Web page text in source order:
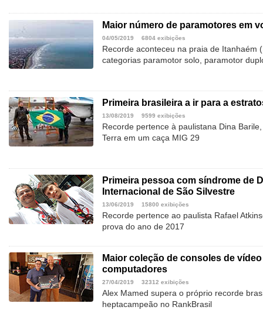
Maior número de paramotores em
04/05/2019 6804 exibições
Recorde aconteceu na praia de Itanhaém
categorias paramotor solo, paramotor
Primeira brasileira a ir para a
13/08/2019 9599 exibições
Recorde pertence à paulistana Dina
Terra em um caça MIG 29
Primeira pessoa com síndrome de
Internacional de São Silvestre
13/06/2019 15800 exibições
Recorde pertence ao paulista Rafael
prova do ano de 2017
Maior coleção de consoles de
computadores
27/04/2019 32312 exibições
Alex Mamed supera o próprio recorde
heptacampeão no RankBrasil